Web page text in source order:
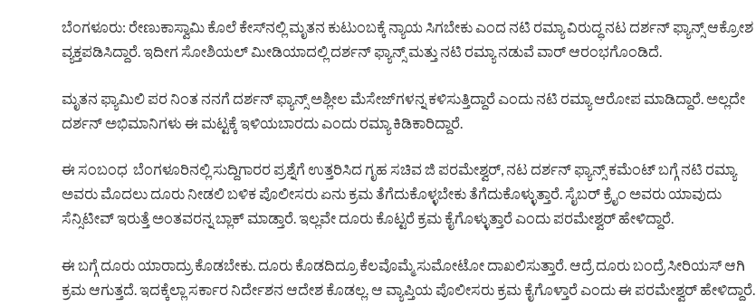
ಬೆಂಗಳೂರು: ರೇಣುಕಾಸ್ವಾಮಿ ಕೊಲೆ ಕೇಸ್​ನಲ್ಲಿ ಮೃತನ ಕುಟುಂಬಕ್ಕೆ ನ್ಯಾಯ ಸಿಗಬೇಕು ಎಂದ ನಟಿ ರಮ್ಯಾ ವಿರುದ್ಧ ನಟ ದರ್ಶನ್ ಫ್ಯಾನ್ಸ್ ಆಕ್ರೋಶ
ವ್ಯಕ್ತಪಡಿಸಿದ್ದಾರೆ. ಇದೀಗ ಸೋಶಿಯಲ್ ಮೀಡಿಯಾದಲ್ಲಿ ದರ್ಶನ್ ಫ್ಯಾನ್ಸ್​ ಮತ್ತು​ ನಟಿ ರಮ್ಯಾ ನಡುವೆ ವಾರ್ ಆರಂಭಗೊಂಡಿದೆ.
ಮೃತನ ಫ್ಯಾಮಿಲಿ ಪರ ನಿಂತ ನನಗೆ ದರ್ಶನ್​ ಫ್ಯಾನ್ಸ್ ಅಶ್ಲೀಲ ಮೆಸೇಜ್​​ಗಳನ್ನ ಕಳಿಸುತ್ತಿದ್ದಾರೆ ಎಂದು ನಟಿ ರಮ್ಯಾ ಆರೋಪ ಮಾಡಿದ್ದಾರೆ. ಅಲ್ಲದೇ
ದರ್ಶನ್​ ಅಭಿಮಾನಿಗಳು ಈ ಮಟ್ಟಕ್ಕೆ ಇಳಿಯಬಾರದು ಎಂದು ರಮ್ಯಾ ಕಿಡಿಕಾರಿದ್ದಾರೆ.
ಈ ಸಂಬಂಧ ಬೆಂಗಳೂರಿನಲ್ಲಿ ಸುದ್ದಿಗಾರರ ಪ್ರಶ್ನೆಗೆ ಉತ್ತರಿಸಿದ ಗೃಹ ಸಚಿವ ಜಿ ಪರಮೇಶ್ವರ್, ನಟ ದರ್ಶನ್ ಫ್ಯಾನ್ಸ್ ಕಮೆಂಟ್ ಬಗ್ಗೆ ನಟಿ ರಮ್ಯಾ
ಅವರು ಮೊದಲು ದೂರು ನೀಡಲಿ ಬಳಿಕ ಪೊಲೀಸರು ಏನು ಕ್ರಮ‌ ತೆಗೆದುಕೊಳ್ಳಬೇಕು ತೆಗೆದುಕೊಳ್ಳುತ್ತಾರೆ. ಸೈಬರ್ ಕ್ರೈಂ ಅವರು ಯಾವುದು
ಸೆನ್ಸಿಟೀವ್ ಇರುತ್ತೆ ಅಂತವರನ್ನ ಬ್ಲಾಕ್ ಮಾಡ್ತಾರೆ. ಇಲ್ಲವೇ ದೂರು ಕೊಟ್ಟರೆ ಕ್ರಮ ಕೈಗೊಳ್ಳುತ್ತಾರೆ ಎಂದು ಪರಮೇಶ್ವರ್​ ಹೇಳಿದ್ದಾರೆ.
ಈ ಬಗ್ಗೆ ದೂರು ಯಾರಾದ್ರು ಕೊಡಬೇಕು. ದೂರು ಕೊಡದಿದ್ರೂ ಕೆಲವೊಮ್ಮೆ ಸುಮೋಟೋ ದಾಖಲಿಸುತ್ತಾರೆ. ಆದ್ರೆ ದೂರು ಬಂದ್ರೆ ಸೀರಿಯಸ್ ಆಗಿ
ಕ್ರಮ ಆಗುತ್ತದೆ. ಇದಕ್ಕೆಲ್ಲಾ ಸರ್ಕಾರ ನಿರ್ದೇಶನ ಆದೇಶ ಕೊಡಲ್ಲ. ಆ ವ್ಯಾಪ್ತಿಯ ಪೊಲೀಸರು ಕ್ರಮ ಕೈಗೊಳ್ತಾರೆ ಎಂದು ಈ ಪರಮೇಶ್ವರ್​ ಹೇಳಿದ್ದಾರೆ.